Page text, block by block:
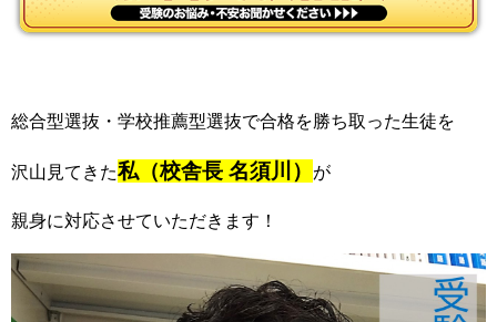
総合型選抜・学校推薦型選抜で合格を勝ち取った生徒を
沢山見てきた私（校舎長 名須川） が
親身に対応させていただきます！